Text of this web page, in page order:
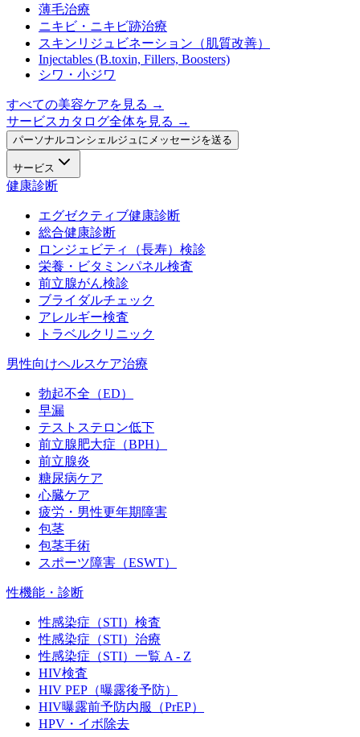
薄毛治療
ニキビ・ニキビ跡治療
スキンリジュビネーション（肌質改善）
Injectables (B.toxin, Fillers, Boosters)
シワ・小ジワ
すべての美容ケアを見る →
サービスカタログ全体を見る →
パーソナルコンシェルジュにメッセージを送る
サービス
健康診断
エグゼクティブ健康診断
総合健康診断
ロンジェビティ（長寿）検診
栄養・ビタミンパネル検査
前立腺がん検診
ブライダルチェック
アレルギー検査
トラベルクリニック
男性向けヘルスケア治療
勃起不全（ED）
早漏
テストステロン低下
前立腺肥大症（BPH）
前立腺炎
糖尿病ケア
心臓ケア
疲労・男性更年期障害
包茎
包茎手術
スポーツ障害（ESWT）
性機能・診断
性感染症（STI）検査
性感染症（STI）治療
性感染症（STI）一覧 A - Z
HIV検査
HIV PEP（曝露後予防）
HIV曝露前予防内服（PrEP）
HPV・イボ除去